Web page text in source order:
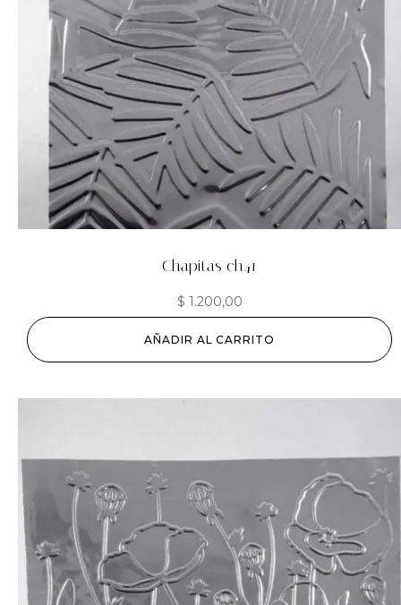
Chapitas ch41
$ 1.200,00
AÑADIR AL CARRITO